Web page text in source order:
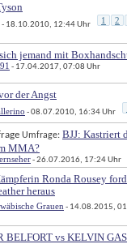
- 18.10.2010, 12:44 Uhr 1 2
jemand mit
- 17.04.2017, 07:08 Uhr
der Angst
- 08.07.2010, 16:34 Uhr
Umfrage: BJJ: Kastriert
MMA?
- 26.07.2016, 17:24 Uhr
Ronda Rousey
heraus
Grauen - 14.08.2015,
BELFORT vs KELVIN